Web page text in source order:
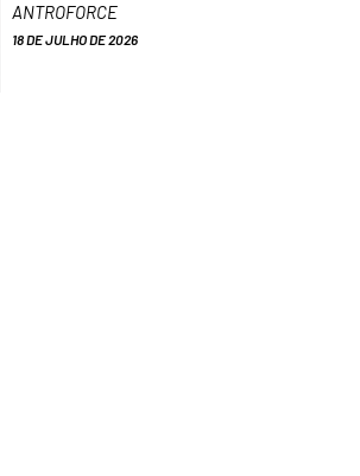
ANTROFORCE
18 DE JULHO DE 2026